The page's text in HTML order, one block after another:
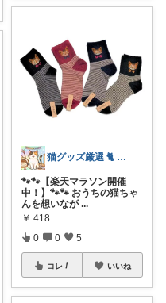
猫グッズ厳選 🐈 にゃん具市場 🌈
🐾🐾【楽天マラソン開催
中！】🐾🐾 おうちの猫ちゃ
んを想いなが ...
￥ 418
0 0 5
コレ いいね